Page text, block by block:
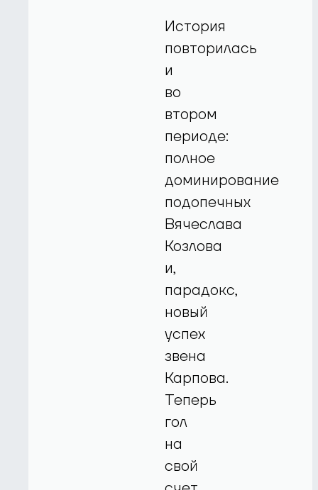
История
повторилась
и
во
втором
периоде:
полное
доминирование
подопечных
Вячеслава
Козлова
и,
парадокс,
новый
успех
звена
Карпова.
Теперь
гол
на
свой